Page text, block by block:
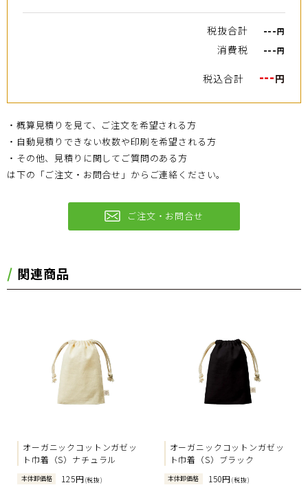
税抜合計 ---円
消費税 ---円
税込合計 ---円
・概算見積りを見て、ご注文を希望される方
・自動見積りできない枚数や印刷を希望される方
・その他、見積りに関してご質問のある方
は下の「ご注文・お問合せ」からご連絡ください。
ご注文・お問合せ
関連商品
オーガニックコットンガゼッ
ト巾着（S）ナチュラル
本体卸価格 125円(税抜)
オーガニックコットンガゼッ
ト巾着（S）ブラック
本体卸価格 150円(税抜)